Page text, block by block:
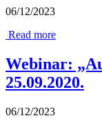
06/12/2023
Read more
Webinar:
25.09.2020.
06/12/2023